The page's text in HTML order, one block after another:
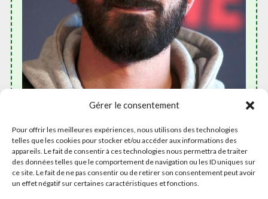
Gérer le consentement
Pour offrir les meilleures expériences, nous utilisons des technologies
telles que les cookies pour stocker et/ou accéder aux informations des
appareils. Le fait de consentir à ces technologies nous permettra de traiter
des données telles que le comportement de navigation ou les ID uniques sur
ce site. Le fait de ne pas consentir ou de retirer son consentement peut avoir
un effet négatif sur certaines caractéristiques et fonctions.
Dirección